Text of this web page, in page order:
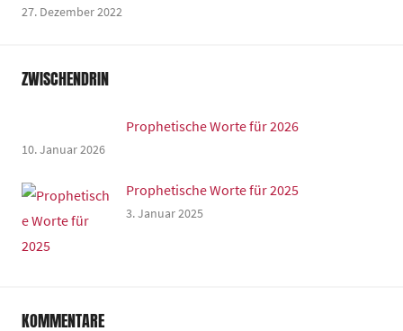
27. Dezember 2022
ZWISCHENDRIN
Prophetische Worte für 2026
10. Januar 2026
Prophetische Worte für 2025
3. Januar 2025
KOMMENTARE